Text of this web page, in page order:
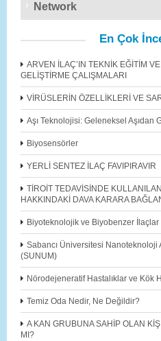
Network
En Çok
ARVEN İLAÇ’IN TEKNİK EĞİTİM
GELİŞTİRME ÇALIŞMALARI
VİRÜSLERİN ÖZELLİKLERİ VE
Aşı Teknolojisi: Geleneksel Aşıdan
Biyosensörler
YERLİ SENTEZ İLAÇ FAVIPIRAVIR
TİROİT TEDAVİSİNDE
HAKKINDAKİ DAVA KARARA
Biyoteknolojik ve Biyobenzer İlaçlar
Sabancı Üniversitesi Nanoteknoloji
(SUNUM)
Nörodejeneratif Hastalıklar ve Kök
Temiz Oda Nedir, Ne Değildir?
A KAN GRUBUNA SAHİP OLAN
MI?